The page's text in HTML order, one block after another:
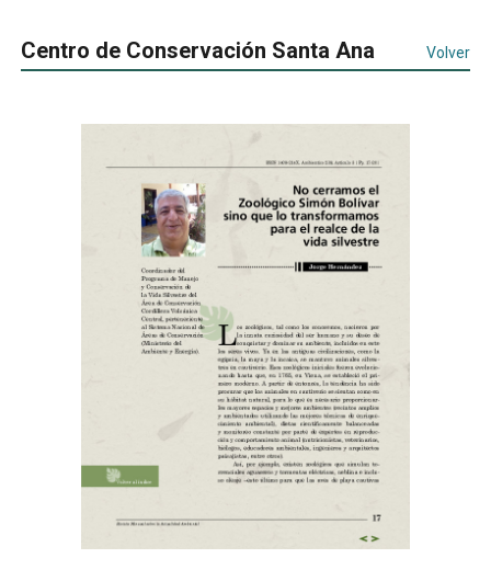
Centro de Conservación Santa Ana Volver